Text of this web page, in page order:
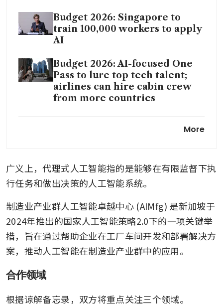
Budget 2026: Singapore to
train 100,000 workers to apply
AI
Budget 2026: AI-focused One
Pass to lure top tech talent;
airlines can hire cabin crew
from more countries
chambers want more help for
From policy to practice:
Turning Singapore’s AI
ambition into reality
More
广义上，代理式人工智能指的是能够在有限监督下执
行任务和做出决策的人工智能系统。
制造业产业群人工智能卓越中心 (AIMfg) 是新加坡于
2024年推出的国家人工智能策略2.0下的一项关键举
措，旨在通过帮助企业在工厂车间开发和部署解决方
案，推动人工智能在制造业产业群中的应用。
合作领域
根据谅解备忘录，双方将重点关注三个领域。